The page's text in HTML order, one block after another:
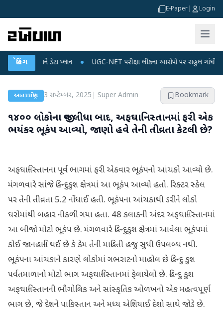
E-Paper Login
બ્રેકિંગ
અને ડેટા પ્લાન ● UGC-NET પરીક્ષા લીકના આરોપો પર રાહુલ ગાંધીએ કેન્દ્ર પર
આંતરરાષ્ટ્રીય 3 સપ્ટેમ્બર, 2025 Super Admin Bookmark
૧૪૦૦ લોકોના જીવ લીધા બાદ, અફઘાનિસ્તાનમાં ફરી એક
ભયંકર ભૂકંપ આવ્યો, જાણો હવે તેની તીવ્રતા કેટલી છે?
અફઘાનિસ્તાનના પૂર્વ ભાગમાં ફરી એકવાર ભૂકંપનો આંચકો આવ્યો છે.
મંગળવારે સાંજે હિન્દુકુશ ક્ષેત્રમાં આ ભૂકંપ આવ્યો હતો. રિક્ટર સ્કેલ
પર તેની તીવ્રતા 5.2 નોંધાઈ હતી. ભૂકંપના આંચકાથી ડરીને લોકો
ઘરોમાંથી બહાર નીકળી ગયા હતા. 48 કલાકની અંદર અફઘાનિસ્તાનમાં
આ બીજો મોટો ભૂકંપ છે. મંગળવારે હિન્દુકુશ ક્ષેત્રમાં આવેલા ભૂકંપમાં
કોઈ જાનહાનિ થઈ છે કે કેમ તેની માહિતી હજુ સુધી ઉપલબ્ધ નથી.
ભૂકંપના આંચકાને કારણે લોકોમાં ગભરાટનો માહોલ છે હિન્દુ કુશ
પર્વતમાળાનો મોટો ભાગ અફઘાનિસ્તાનમાં ફેલાયેલો છે. હિન્દુ કુશ
અફઘાનિસ્તાનની ભૌગોલિક અને સાંસ્કૃતિક ઓળખનો એક મહત્વપૂર્ણ
ભાગ છે, જે દેશને પાકિસ્તાન અને મધ્ય એશિયાઈ દેશો સાથે જોડે છે.